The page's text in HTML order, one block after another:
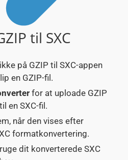
til SXC
på GZIP til SXC-appen
en GZIP-fil.
for at uploade GZIP
en SXC-fil.
når den vises efter
formatkonvertering.
dit konverterede SXC